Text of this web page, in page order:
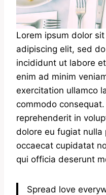
Lorem ipsum dolor
adipiscing elit, sed
incididunt ut labore
enim ad minim
exercitation ullamco
commodo
reprehenderit in
dolore eu fugiat nulla
occaecat cupidatat
qui officia deserunt
Spread love